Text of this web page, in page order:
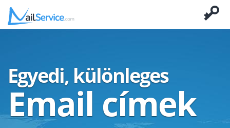
Egyedi, különleges
Email címek